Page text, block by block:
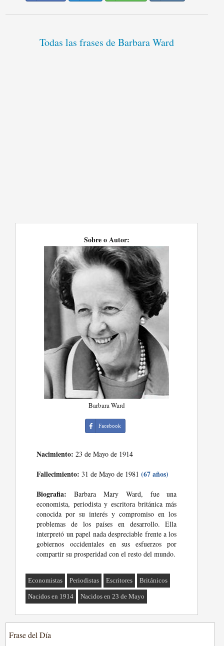
Todas las frases de Barbara Ward
Sobre o Autor:
Barbara Ward
Facebook
Nacimiento: 23 de Mayo de 1914
Fallecimiento: 31 de Mayo de 1981(67 años)
Biografia: Barbara Mary Ward, fue una
economista, periodista y escritora británica más
conocida por su interés y compromiso en los
problemas de los países en desarrollo. Ella
interpretó un papel nada despreciable frente a los
gobiernos occidentales en sus esfuerzos por
compartir su prosperidad con el resto del mundo.
Economistas Periodistas Escritores Británicos
Nacidos en 1914 Nacidos en 23 de Mayo
Frase del Día